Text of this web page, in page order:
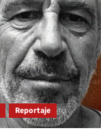
Reportaje